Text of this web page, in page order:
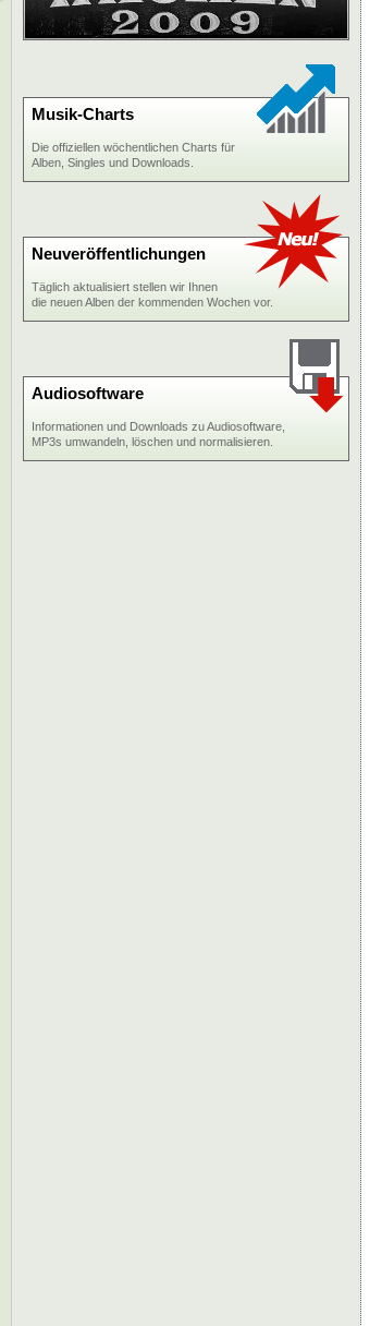
Musik-Charts
Die offiziellen wöchentlichen Charts für
Alben, Singles und Downloads.
Neuveröffentlichungen
Täglich aktualisiert stellen wir Ihnen
die neuen Alben der kommenden Wochen vor.
Audiosoftware
Informationen und Downloads zu Audiosoftware,
MP3s umwandeln, löschen und normalisieren.